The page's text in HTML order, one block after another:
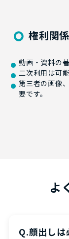
権利関係
動画・資料の
二次利用は可
第三者の画像
要です。
よ
Q.顔出しは